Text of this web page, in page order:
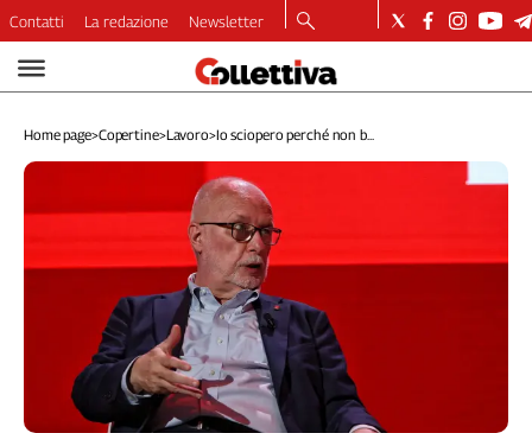
Video
Dirette
Longform
Lavoro
Internazionale
Contatti La redazione Newsletter
Home page>Copertine>Lavoro>Io sciopero perché non b...